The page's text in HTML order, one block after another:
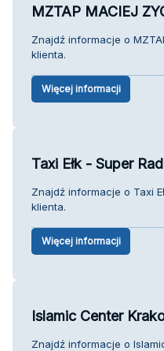
MZTAP MACIEJ
Znajdź informacje o
klienta.
Więcej informacji
Taxi Ełk - Super
Znajdź informacje o Taxi
klienta.
Więcej informacji
Islamic Center
Znajdź informacje o